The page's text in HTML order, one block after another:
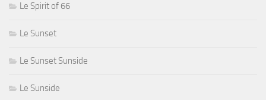
Le Spirit of 66
Le Sunset
Le Sunset Sunside
Le Sunside